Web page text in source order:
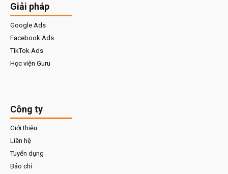
Giải pháp
Google Ads
Facebook Ads
TikTok Ads
Học viện Guru
Công ty
Giới thiệu
Liên hệ
Tuyển dụng
Báo chí